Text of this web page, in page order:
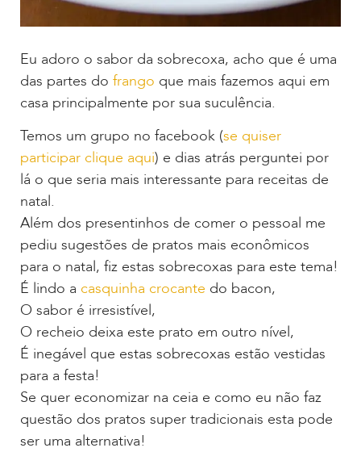
Eu adoro o sabor da sobrecoxa, acho que é uma
das partes do frango que mais fazemos aqui em
casa principalmente por sua suculência.
Temos um grupo no facebook (se quiser
participar clique aqui) e dias atrás perguntei por
lá o que seria mais interessante para receitas de
natal.
Além dos presentinhos de comer o pessoal me
pediu sugestões de pratos mais econômicos
para o natal, fiz estas sobrecoxas para este tema!
É lindo a casquinha crocante do bacon,
O sabor é irresistível,
O recheio deixa este prato em outro nível,
É inegável que estas sobrecoxas estão vestidas
para a festa!
Se quer economizar na ceia e como eu não faz
questão dos pratos super tradicionais esta pode
ser uma alternativa!